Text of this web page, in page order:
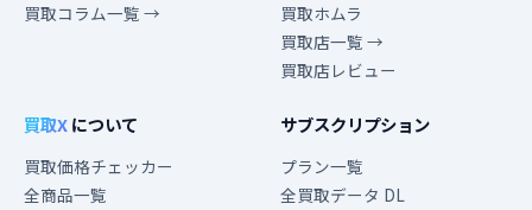
買取コラム一覧 →
買取ホムラ
買取店一覧 →
買取店レビュー
買取Xについて
買取価格チェッカー
全商品一覧
サブスクリプション
プラン一覧
全買取データ DL